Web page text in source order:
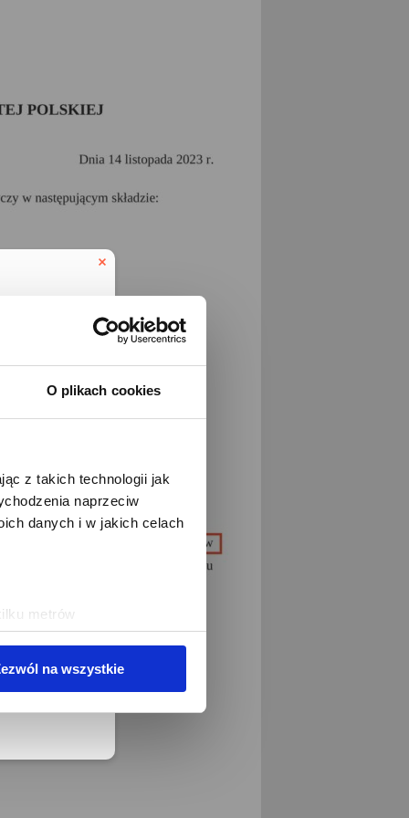
O plikach cookies
z takich technologii jak
naprzeciw
danych i w jakich celach
metrów
(fingerprinting, czyli
i analizować
społecznościowym,
od Ciebie lub
na wszystkie
call